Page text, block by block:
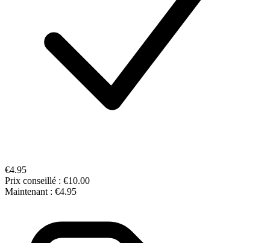
€4.95
Prix conseillé : €10.00
Maintenant : €4.95